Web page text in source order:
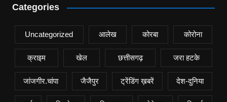
Categories
Uncategorized आलेख कोरबा कोरोना
क्राइम खेल छत्तीसगढ़ जरा हटके
जांजगीर.चांपा जैजैपुर ट्रेंडिंग ख़बरें देश-दुनिया